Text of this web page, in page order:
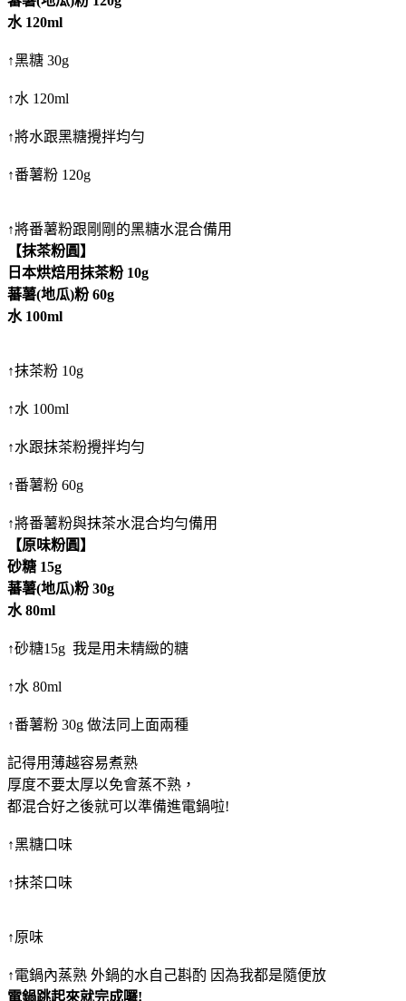
水 120ml
↑黑糖 30g
↑水 120ml
↑將水跟黑糖攪拌均勻
↑番薯粉 120g
↑將番薯粉跟剛剛的黑糖水混合備用
【抹茶粉圓】
日本烘焙用抹茶粉 10g
蕃薯(地瓜)粉 60g
水 100ml
↑抹茶粉 10g
↑水 100ml
↑水跟抹茶粉攪拌均勻
↑番薯粉 60g
↑將番薯粉與抹茶水混合均勻備用
【原味粉圓】
砂糖 15g
蕃薯(地瓜)粉 30g
水 80ml
↑砂糖15g 我是用未精緻的糖
↑水 80ml
↑番薯粉 30g 做法同上面兩種
記得用薄越容易煮熟
厚度不要太厚以免會蒸不熟，
都混合好之後就可以準備進電鍋啦!
↑黑糖口味
↑抹茶口味
↑原味
↑電鍋內蒸熟 外鍋的水自己斟酌 因為我都是隨便放
電鍋跳起來就完成囉!